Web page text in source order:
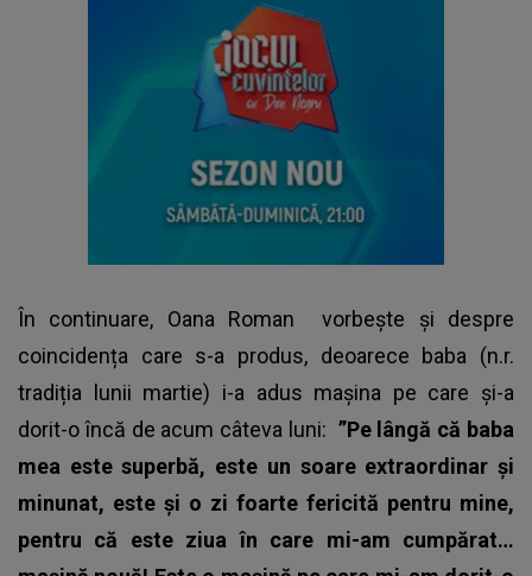
În continuare, Oana Roman
vorbește și despre
coincidența care s-a produs, deoarece baba (n.r.
tradiția lunii martie) i-a adus mașina pe care și-a
dorit-o încă de acum câteva luni: ”Pe lângă că baba
mea este superbă, este un soare extraordinar și
minunat, este și o zi foarte fericită pentru mine,
pentru că este ziua în care mi-am cumpărat…